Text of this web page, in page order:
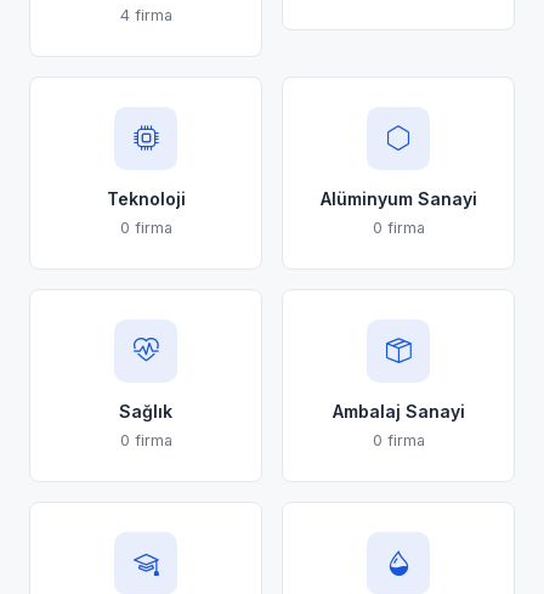
4 firma
Teknoloji
0 firma
Alüminyum Sanayi
0 firma
Sağlık
0 firma
Ambalaj Sanayi
0 firma